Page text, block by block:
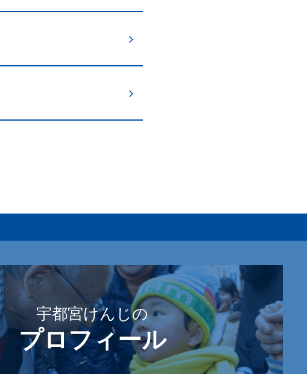
宇都宮けんじの
プロフィール